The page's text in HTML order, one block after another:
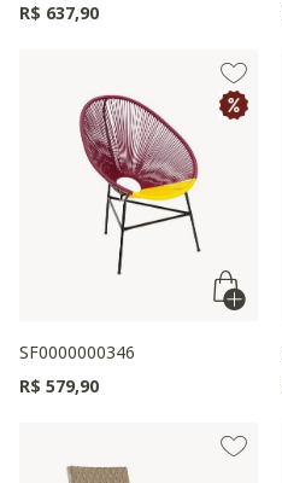
R$ 637,90
SF0000000346
R$ 579,90